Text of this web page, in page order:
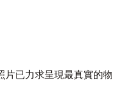
片已力求呈現最真實的物